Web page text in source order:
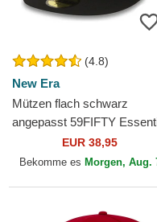
(4.8)
New Era
Mützen flach schwarz
angepasst 59FIFTY
der New York Yankees MLB
von New Era
EUR 38,95
Bekomme es Morgen, Aug.